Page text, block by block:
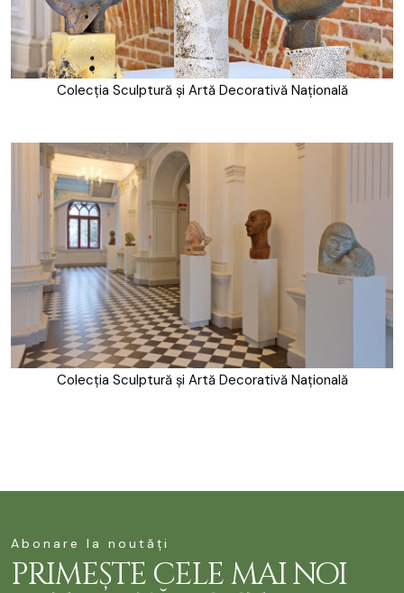
Colecția Sculptură și Artă Decorativă Națională
Colecția Sculptură și Artă Decorativă Națională
Abonare la noutăți
PRIMEȘTE CELE MAI NOI